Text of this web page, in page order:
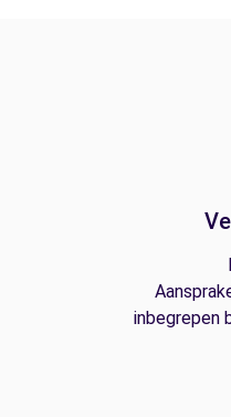
inbegrepen